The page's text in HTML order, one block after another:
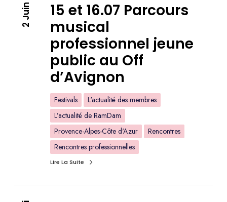
2 Juin
15 et 16.07 Parcours
musical
professionnel jeune
public au Off
d’Avignon
Festivals
L'actualité des membres
L’actualité de RamDam
Provence-Alpes-Côte d'Azur
Rencontres
Rencontres professionnelles
Lire La Suite